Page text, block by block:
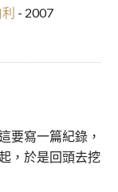
- 2007
寫一篇紀錄，
，於是回頭去挖